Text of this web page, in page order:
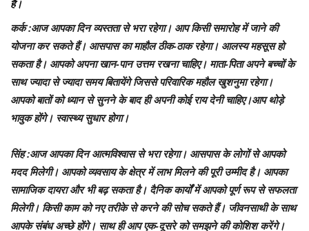
है।
कर्क:आज आपका दिन व्यस्तता से भरा रहेगा। आप किसी समारोह में जाने की
योजना कर सकते हैं। आसपास का माहौल ठीक-ठाक रहेगा। आलस्य महसूस हो
सकता है। आपको अपना खान-पान उत्तम रखना चाहिए। माता-पिता अपने बच्चों के
साथ ज्यादा से ज्यादा समय बितायेंगे जिससे परिवारिक महौल खुशनुमा रहेगा।
आपको बातों को ध्यान से सुनने के बाद ही अपनी कोई राय देनी चाहिए।आप थोड़े
भावुक होंगे। स्वास्थ्य सुधार होगा।
सिंह:आज आपका दिन आत्मविश्वास से भरा रहेगा। आसपास के लोगों से आपको
मदद मिलेगी। आपको व्यवसाय के क्षेत्र में लाभ मिलने की पूरी उम्मीद है। आपका
सामाजिक दायरा और भी बढ़ सकता है। दैनिक कार्यों में आपको पूर्ण रूप से सफलता
मिलेगी। किसी काम को नए तरीके से करने की सोच सकते हैं। जीवनसाथी के साथ
आपके संबंध अच्छे होंगे। साथ ही आप एक-दूसरे को समझने की कोशिश करेंगे।